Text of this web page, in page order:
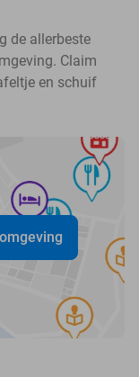
de allerbeste
Claim
en schuif